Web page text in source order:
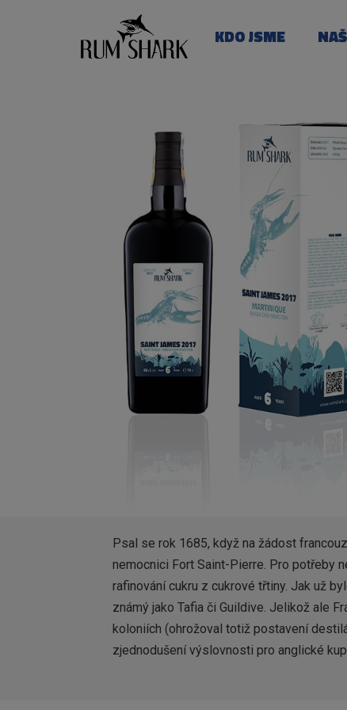
KDO JSME
Psal se rok 1685, když na žádost
nemocnici Fort Saint-Pierre. Pro potřeby
rafinování cukru z cukrové třtiny. Jak už
známý jako Tafia či Guildive. Jelikož ale
koloniích (ohrožoval totiž postavení
zjednodušení výslovnosti pro anglické